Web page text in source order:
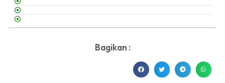
Bagikan :